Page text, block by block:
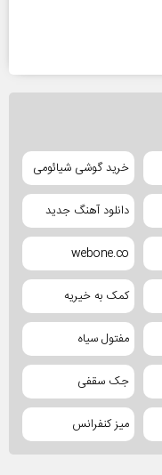
خرید گوشی شیائومی
دانلود آهنگ جدید
webone.co
کمک به خیریه
مفتول سیاه
جک سقفی
میز کنفرانس